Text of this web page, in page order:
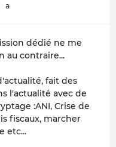
a
dédié ne me
au contraire...
fait des
l'actualité avec de
:ANI, Crise de
fiscaux, marcher
etc...